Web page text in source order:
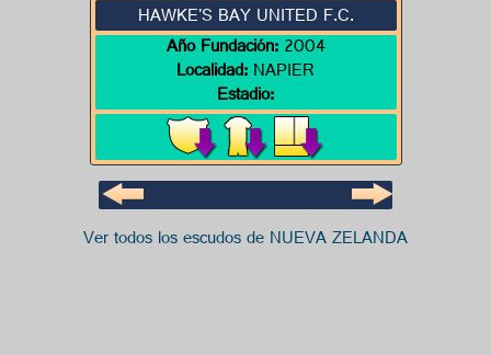
HAWKE'S BAY UNITED F.C.
Año Fundación:2004
Localidad:NAPIER
Estadio:
Ver todos los escudos de NUEVA ZELANDA